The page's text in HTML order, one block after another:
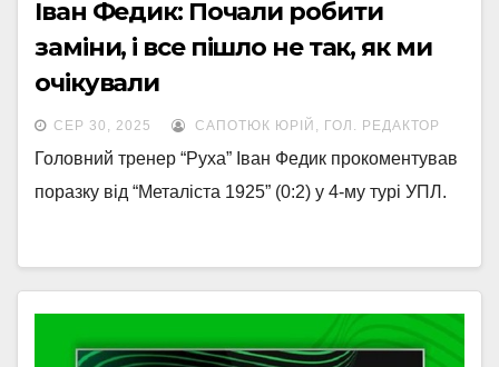
Іван Федик: Почали робити
заміни, і все пішло не так, як ми
очікували
СЕР 30, 2025 САПОТЮК ЮРІЙ, ГОЛ. РЕДАКТОР
Головний тренер “Руха” Іван Федик прокоментував
поразку від “Металіста 1925” (0:2) у 4-му турі УПЛ.